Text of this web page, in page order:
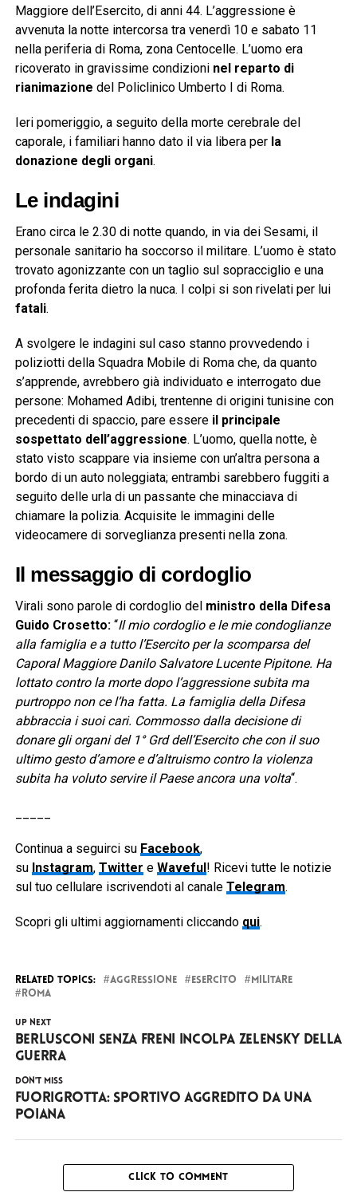
Maggiore dell’Esercito, di anni 44. L’aggressione è
avvenuta la notte intercorsa tra venerdì 10 e sabato 11
nella periferia di Roma, zona Centocelle. L’uomo era
ricoverato in gravissime condizioni nel reparto di
rianimazione del Policlinico Umberto I di Roma.
Ieri pomeriggio, a seguito della morte cerebrale del
caporale, i familiari hanno dato il via libera per la
donazione degli organi.
Le indagini
Erano circa le 2.30 di notte quando, in via dei Sesami, il
personale sanitario ha soccorso il militare. L’uomo è stato
trovato agonizzante con un taglio sul sopracciglio e una
profonda ferita dietro la nuca. I colpi si son rivelati per lui
fatali.
A svolgere le indagini sul caso stanno provvedendo i
poliziotti della Squadra Mobile di Roma che, da quanto
s’apprende, avrebbero già individuato e interrogato due
persone: Mohamed Adibi, trentenne di origini tunisine con
precedenti di spaccio, pare essereil principale
sospettato dell’aggressione. L’uomo, quella notte, è
stato visto scappare via insieme con un’altra persona a
bordo di un auto noleggiata; entrambi sarebbero fuggiti a
seguito delle urla di un passante che minacciava di
chiamare la polizia. Acquisite le immagini delle
videocamere di sorveglianza presenti nella zona.
Il messaggio di cordoglio
Virali sono parole di cordoglio del ministro della Difesa
Guido Crosetto: “Il mio cordoglio e le mie condoglianze
alla famiglia e a tutto l’Esercito per la scomparsa del
Caporal Maggiore Danilo Salvatore Lucente Pipitone. Ha
lottato contro la morte dopo l’aggressione subita ma
purtroppo non ce l’ha fatta. La famiglia della Difesa
abbraccia i suoi cari. Commosso dalla decisione di
donare gli organi del 1° Grd dell’Esercito che con il suo
ultimo gesto d’amore e d’altruismo contro la violenza
subita ha voluto servire il Paese ancora una volta“.
Continua a seguirci su Facebook,
su Instagram, Twitter e Waveful! Ricevi tutte le notizie
sul tuo cellulare iscrivendoti al canale Telegram.
Scopri gli ultimi aggiornamenti cliccando qui.
RELATED TOPICS: AGGRESSIONE ESERCITO
MILITARE
ROMA
UP NEXT
Berlusconi senza freni incolpa Zelensky della
guerra
DON'T MISS
Fuorigrotta: sportivo aggredito da una
poiana
CLICK TO COMMENT